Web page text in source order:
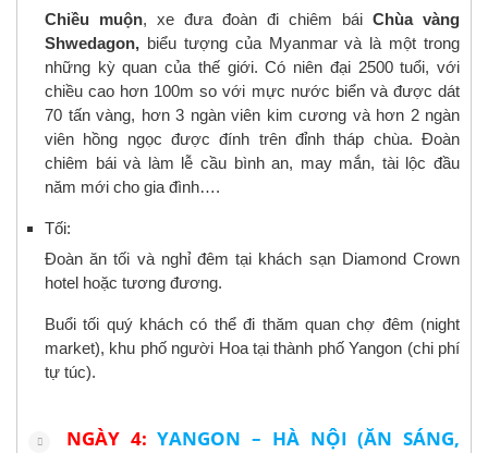
Chiều muộn, xe đưa đoàn đi chiêm bái Chùa vàng
Shwedagon, biểu tượng của Myanmar và là một trong
những kỳ quan của thế giới. Có niên đại 2500 tuổi, với
chiều cao hơn 100m so với mực nước biển và được dát
70 tấn vàng, hơn 3 ngàn viên kim cương và hơn 2 ngàn
viên hồng ngọc được đính trên đỉnh tháp chùa. Đoàn
chiêm bái và làm lễ cầu bình an, may mắn, tài lộc đầu
năm mới cho gia đình….
Tối:
Đoàn ăn tối và nghỉ đêm tại khách sạn Diamond Crown
hotel hoặc tương đương.
Buổi tối quý khách có thể đi thăm quan chợ đêm (night
market), khu phố người Hoa tại thành phố Yangon (chi phí
tự túc).
NGÀY 4: YANGON – HÀ NỘI (ĂN SÁNG,